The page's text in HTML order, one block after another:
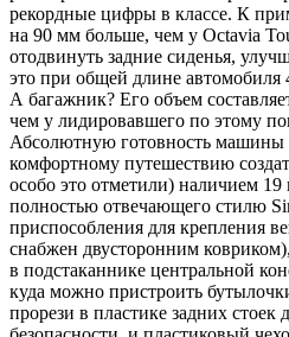
рекордные цифры в классе. К
на 90 мм больше, чем у Octavia
отодвинуть задние сиденья,
это при общей длине автомобиля
А багажник? Его объем
чем у лидировавшего по этому
Абсолютную готовность машины
комфортному путешествию
особо это отметили) наличием 19
полностью отвечающего стилю
приспособления для крепления
снабжен двусторонним
в подстаканнике центральной
куда можно пристроить
прорези в пластике задних стоек